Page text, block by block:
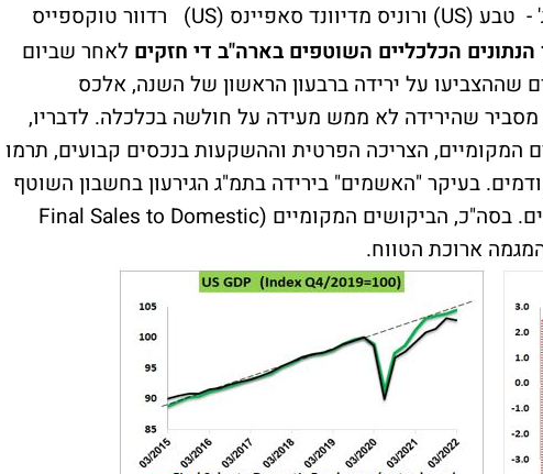
יום ג' - טבע (US) ורוניס מדיוונד סאפיינס (US) רדוור טוקספייס
הכלכליים השוטפים בארה"ב די חזקים לאחר שביום
שההצביעו על ירידה ברבעון הראשון של השנה, אלכס
שהירידה לא ממש מעידה על חולשה בכלכלה. לדבריו,
המקומיים, הצריכה הפרטית וההשקעות בנכסים קבועים, תרמו
בעיקר "האשמים" בירידה בתמ"ג הגירעון בחשבון השוטף
(הפרש בין היצוא ליבוא) והירידה במלאים. בסה"כ, הביקושים המקומיים (Final Sales to Domestic